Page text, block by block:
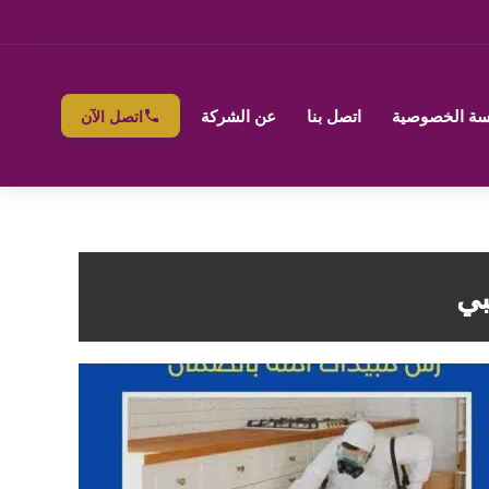
الخصوصية اتصل بنا عن الشركة اتصل الآن